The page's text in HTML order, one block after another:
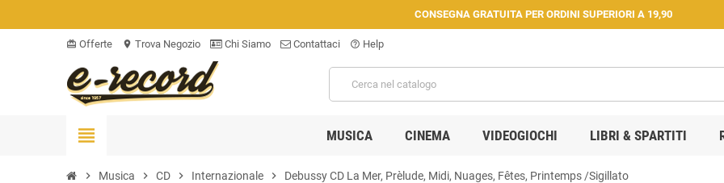
CONSEGNA GRATUITA PER ORDINI SUPERIORI A 19,90
card_giftcard Offerte location_on Trova Negozio Chi Siamo Contattaci help_outline Help
view_headline MUSICA CINEMA VIDEOGIOCHI LIBRI & SPARTITI
chevron_right Musica chevron_right CD chevron_right Internazionale chevron_right Debussy CD La Mer, Prèlude, Midi, Nuages, Fêtes, Printemps /Sigillato